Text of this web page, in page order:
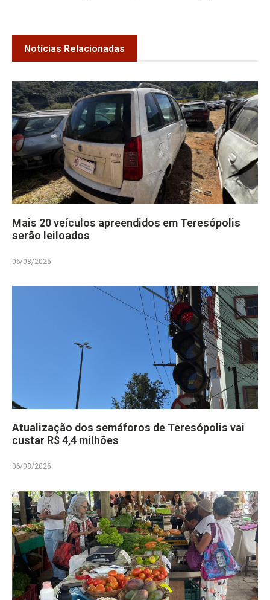
Notícias Relacionadas
Mais 20 veículos apreendidos em Teresópolis
serão leiloados
06/08/2026
Atualização dos semáforos de Teresópolis vai
custar R$ 4,4 milhões
06/08/2026